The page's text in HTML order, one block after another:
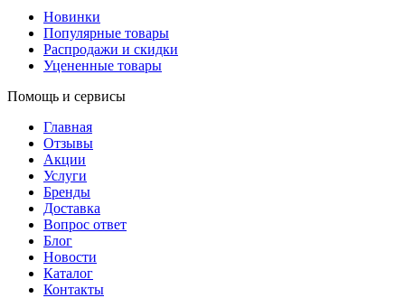
Новинки
Популярные товары
Распродажи и скидки
Уцененные товары
Помощь и сервисы
Главная
Отзывы
Акции
Услуги
Бренды
Доставка
Вопрос ответ
Блог
Новости
Каталог
Контакты